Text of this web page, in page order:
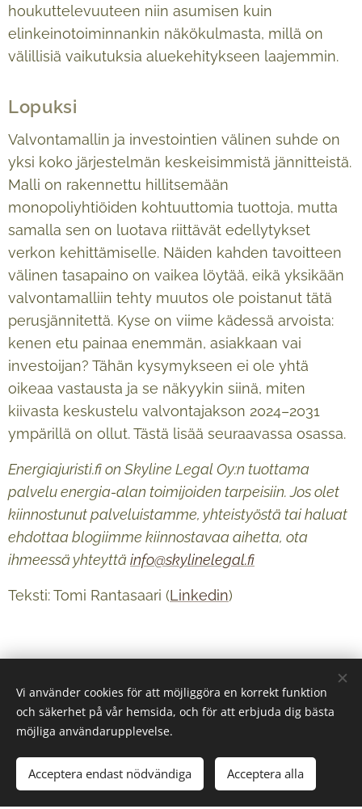
houkuttelevuuteen niin asumisen kuin
elinkeinotoiminnankin näkökulmasta, millä on
välillisiä vaikutuksia aluekehitykseen laajemmin.
Lopuksi
Valvontamallin ja investointien välinen suhde on
yksi koko järjestelmän keskeisimmistä jännitteistä.
Malli on rakennettu hillitsemään
monopoliyhtiöiden kohtuuttomia tuottoja, mutta
samalla sen on luotava riittävät edellytykset
verkon kehittämiselle. Näiden kahden tavoitteen
välinen tasapaino on vaikea löytää, eikä yksikään
valvontamalliin tehty muutos ole poistanut tätä
perusjännitettä. Kyse on viime kädessä arvoista:
kenen etu painaa enemmän, asiakkaan vai
investoijan? Tähän kysymykseen ei ole yhtä
oikeaa vastausta ja se näkyykin siinä, miten
kiivasta keskustelu valvontajakson 2024–2031
ympärillä on ollut. Tästä lisää seuraavassa osassa.
Energiajuristi.fi on Skyline Legal Oy:n tuottama
palvelu energia-alan toimijoiden tarpeisiin. Jos olet
kiinnostunut palveluistamme, yhteistyöstä tai haluat
ehdottaa blogiimme kiinnostavaa aihetta, ota
ihmeessä yhteyttäinfo@skylinelegal.fi
Teksti: Tomi Rantasaari (Linkedin)
© 2024 Kaikki oikeudet pidätetään
Vi använder cookies för att möjliggöra en korrekt funktion
och säkerhet på vår hemsida, och för att erbjuda dig bästa
möjliga användarupplevelse.
Acceptera endast nödvändiga Acceptera alla